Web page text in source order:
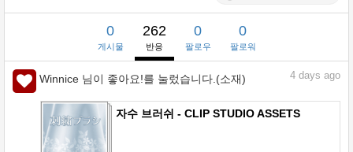
0
게시물
262
반응
0
팔로우
0
팔로워
Winnice 님이 좋아요!를 눌렀습니다.(소재) 4 days ago
자수 브러쉬 - CLIP STUDIO ASSETS